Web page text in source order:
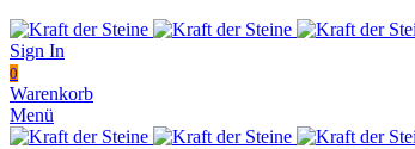
Sign In
0
Warenkorb
Menü